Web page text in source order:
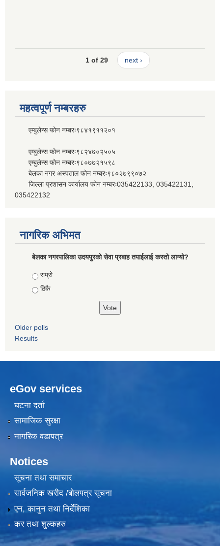
1 of 29 next ›
महत्वपूर्ण नम्बरहरु
एम्बुलेन्स फोन नम्बरः९८४१९११२०१
एम्बुलेन्स फोन नम्बरः९८२४७०२५०५
एम्बुलेन्स फोन नम्बरः९८०७७२१५९८
बेलका नगर अस्पताल फोन नम्बरः९८०२७९९०७२
जिल्ला प्रशासन कार्यालय फोन नम्बरः035422133, 035422131,
035422132
नागरिक अभिमत
बेलका नगरपालिका उदयपुरको सेवा प्रबाह तपाईलाई कस्तो लाग्यो?
Choices
राम्रो
ठिकै
Older polls
Results
eGov services
घटना दर्ता
सामाजिक सुरक्षा
नागरिक वडापत्र
Notices
सूचना तथा समाचार
सार्वजनिक खरीद /बोलपत्र सूचना
एन, कानुन तथा निर्देशिका
कर तथा शुल्कहरु